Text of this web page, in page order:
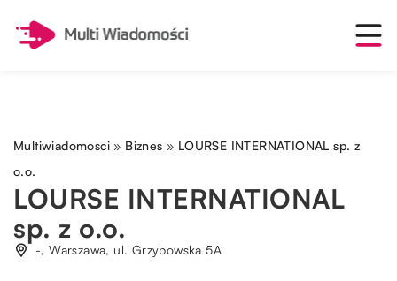
Multiwiadomosci » Biznes » LOURSE INTERNATIONAL sp. z
o.o.
LOURSE INTERNATIONAL
sp. z o.o.
-, Warszawa, ul. Grzybowska 5A